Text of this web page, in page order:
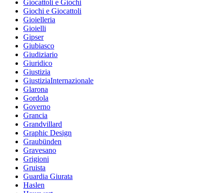
Giocattoli e Giochi
Giochi e Giocattoli
Gioielleria
Gioielli
Gipser
Giubiasco
Giudiziario
Giuridico
Giustizia
GiustiziaInternazionale
Glarona
Gordola
Governo
Grancia
Grandvillard
Graphic Design
Graubünden
Gravesano
Grigioni
Gruista
Guardia Giurata
Haslen